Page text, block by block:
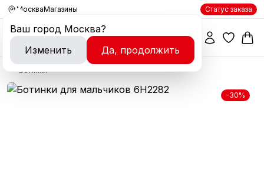
Москва
Ваш город Москва?
Изменить
Да, продолжить
Магазины Статус заказа
Ботинки
-30%